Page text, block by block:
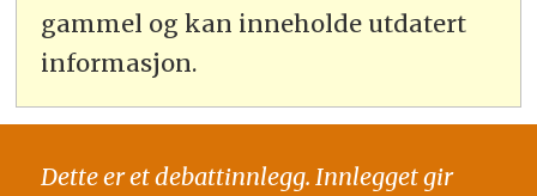
gammel og kan inneholde utdatert
informasjon.
Dette er et debattinnlegg. Innlegget gir